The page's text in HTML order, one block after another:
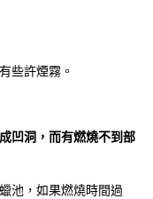
些許煙霧。
凹洞，而有燃燒不到部
池，如果燃燒時間過